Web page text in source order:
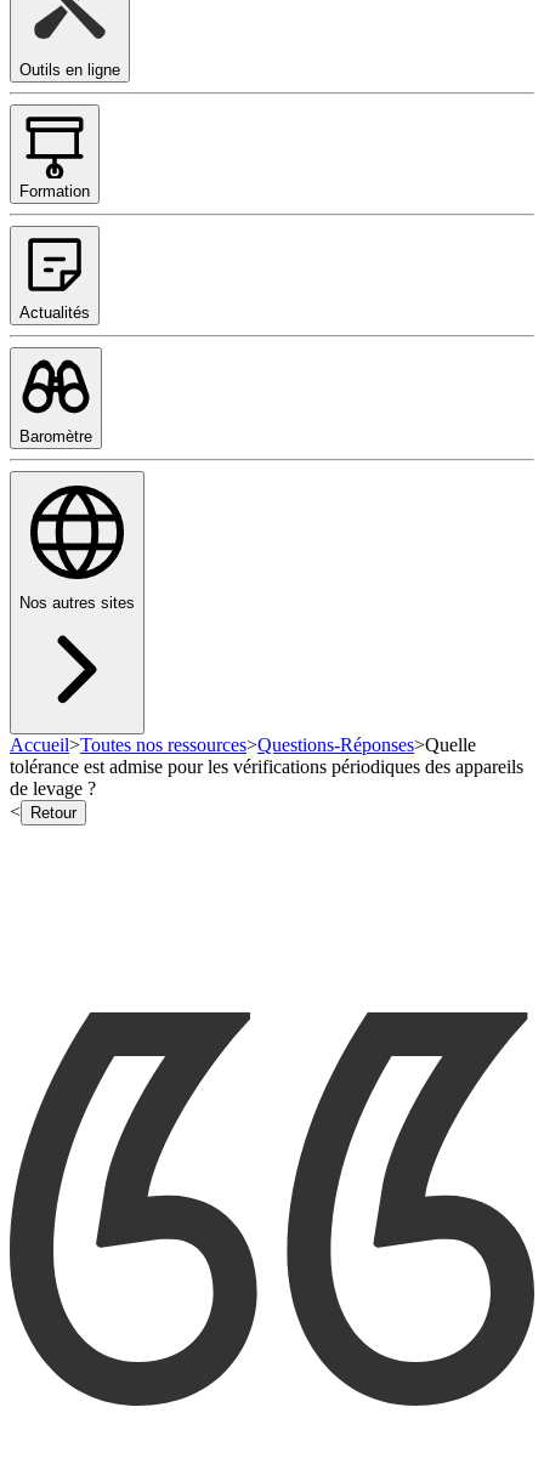
Outils en ligne
Formation
Actualités
Baromètre
Nos autres sites
Accueil>Toutes nos ressources>Questions-Réponses>Quelle
tolérance est admise pour les vérifications périodiques des appareils
de levage ?
<
Retour